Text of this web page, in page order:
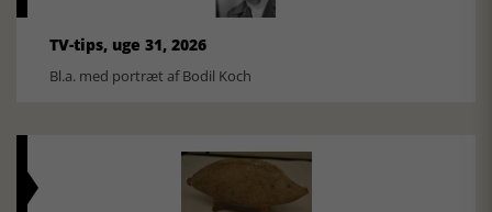
TV-tips, uge 31, 2026
Bl.a. med portræt af Bodil Koch